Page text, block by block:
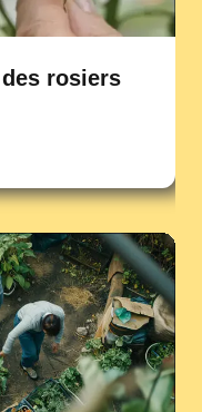
rosiers